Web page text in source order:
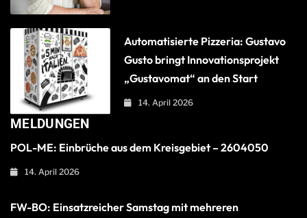
Automatisierte Pizzeria: Gustavo
Gusto bringt Innovationsprojekt
„Gustavomat“ an den Start
14. April 2026
MELDUNGEN
POL-ME: Einbrüche aus dem Kreisgebiet – 2604050
14. April 2026
FW-BO: Einsatzreicher Samstag mit mehreren